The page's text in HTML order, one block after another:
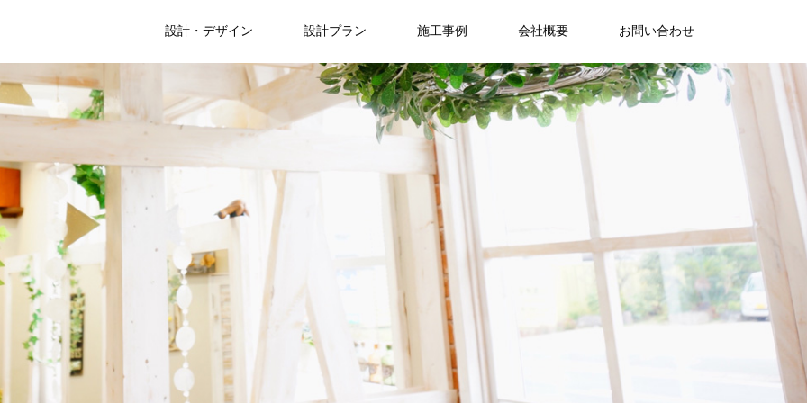
設計・デザイン 設計プラン 施工事例 会社概要 お問い合わせ